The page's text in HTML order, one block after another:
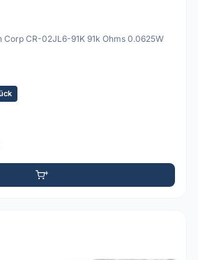
Corp CR-02JL6-91K 91k Ohms 0.0625W